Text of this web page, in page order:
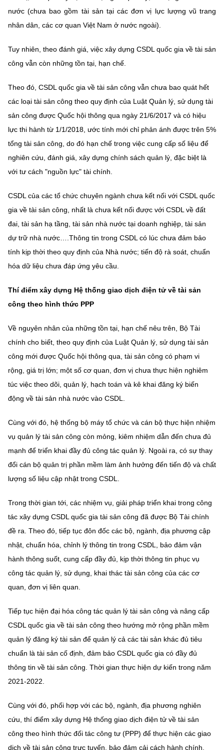
nước (chưa bao gồm tài sản tại các đơn vị lực lượng vũ trang
nhân dân, các cơ quan Việt Nam ở nước ngoài).
Tuy nhiên, theo đánh giá, việc xây dựng CSDL quốc gia về tài sản
công vẫn còn những tồn tại, hạn chế.
Theo đó, CSDL quốc gia về tài sản công vẫn chưa bao quát hết
các loại tài sản công theo quy định của Luật Quản lý, sử dụng tài
sản công được Quốc hội thông qua ngày 21/6/2017 và có hiệu
lực thi hành từ 1/1/2018, ước tính mới chỉ phản ánh được trên 5%
tổng tài sản công, do đó hạn chế trong việc cung cấp số liệu để
nghiên cứu, đánh giá, xây dựng chính sách quản lý, đặc biệt là
với tư cách "nguồn lực" tài chính.
CSDL của các tổ chức chuyên ngành chưa kết nối với CSDL quốc
gia về tài sản công, nhất là chưa kết nối được với CSDL về đất
đai, tài sản hạ tầng, tài sản nhà nước tại doanh nghiệp, tài sản
dự trữ nhà nước….Thông tin trong CSDL có lúc chưa đảm bảo
tính kịp thời theo quy định của Nhà nước; tiến độ rà soát, chuẩn
hóa dữ liệu chưa đáp ứng yêu cầu.
Thí điểm xây dựng Hệ thống giao dịch điện tử về tài sản
công theo hình thức PPP
Về nguyên nhân của những tồn tại, hạn chế nêu trên, Bộ Tài
chính cho biết, theo quy định của Luật Quản lý, sử dụng tài sản
công mới được Quốc hội thông qua, tài sản công có phạm vi
rộng, giá trị lớn; một số cơ quan, đơn vị chưa thực hiện nghiêm
túc việc theo dõi, quản lý, hạch toán và kê khai đăng ký biến
động về tài sản nhà nước vào CSDL.
Cùng với đó, hệ thống bộ máy tổ chức và cán bộ thực hiện nhiệm
vụ quản lý tài sản công còn mỏng, kiêm nhiệm dẫn đến chưa đủ
mạnh để triển khai đầy đủ công tác quản lý. Ngoài ra, có sự thay
đổi cán bộ quản trị phần mềm làm ảnh hưởng đến tiến độ và chất
lượng số liệu cập nhật trong CSDL.
Trong thời gian tới, các nhiệm vụ, giải pháp triển khai trong công
tác xây dựng CSDL quốc gia tài sản công đã được Bộ Tài chính
đề ra. Theo đó, tiếp tục đôn đốc các bộ, ngành, địa phương cập
nhật, chuẩn hóa, chỉnh lý thông tin trong CSDL, bảo đảm vận
hành thông suốt, cung cấp đầy đủ, kịp thời thông tin phục vụ
công tác quản lý, sử dụng, khai thác tài sản công của các cơ
quan, đơn vị liên quan.
Tiếp tục hiện đại hóa công tác quản lý tài sản công và nâng cấp
CSDL quốc gia về tài sản công theo hướng mở rộng phần mềm
quản lý đăng ký tài sản để quản lý cả các tài sản khác đủ tiêu
chuẩn là tài sản cố định, đảm bảo CSDL quốc gia có đầy đủ
thông tin về tài sản công. Thời gian thực hiện dự kiến trong năm
2021-2022.
Cùng với đó, phối hợp với các bộ, ngành, địa phương nghiên
cứu, thí điểm xây dựng Hệ thống giao dịch điện tử về tài sản
công theo hình thức đối tác công tư (PPP) để thực hiện các giao
dịch về tài sản công trực tuyến, bảo đảm cải cách hành chính,